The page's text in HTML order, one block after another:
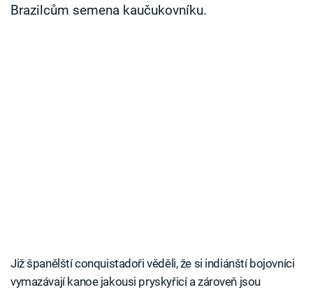
Brazilcům semena kaučukovníku.
Již španělští conquistadoři věděli, že si indiánští bojovníci
vymazávají kanoe jakousi pryskyřicí a zároveň jsou